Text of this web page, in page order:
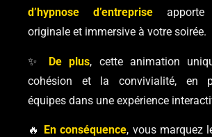
d’hypnose d’entreprise apporte
originale et immersive à votre soirée.
✨ De plus, cette animation
cohésion et la convivialité, en
équipes dans une expérience
🔥 En conséquence, vous marquez